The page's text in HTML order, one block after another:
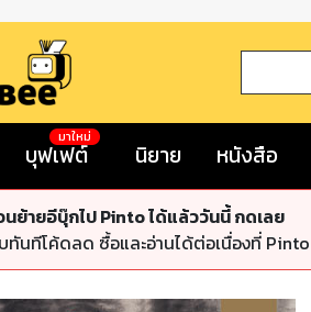
บุฟเฟต์
มาใหม่
นิยาย หนังสือ
นย้ายอีบุ๊กไป Pinto ได้แล้ววันนี้ กดเลย
ทันทีโค้ดลด ซื้อและอ่านได้ต่อเนื่องที่ Pinto